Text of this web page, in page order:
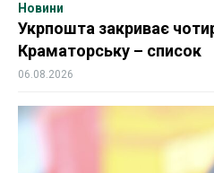
Новини
Укрпошта закриває
Краматорську – список
06.08.2026